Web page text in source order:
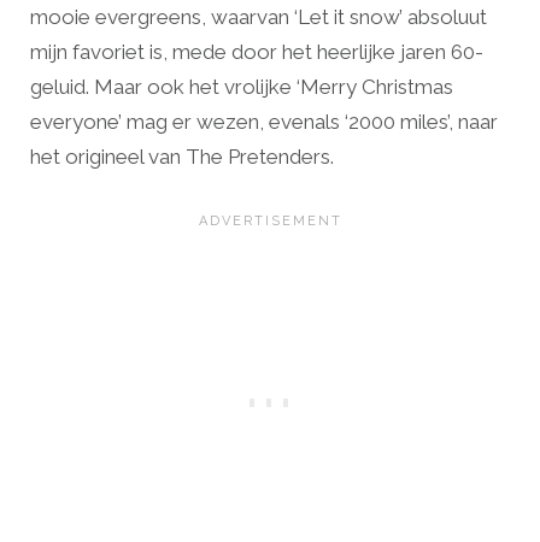
mooie evergreens, waarvan ‘Let it snow’ absoluut
mijn favoriet is, mede door het heerlijke jaren 60-
geluid. Maar ook het vrolijke ‘Merry Christmas
everyone’ mag er wezen, evenals ‘2000 miles’, naar
het origineel van The Pretenders.